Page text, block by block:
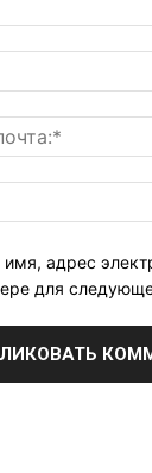
адрес
для